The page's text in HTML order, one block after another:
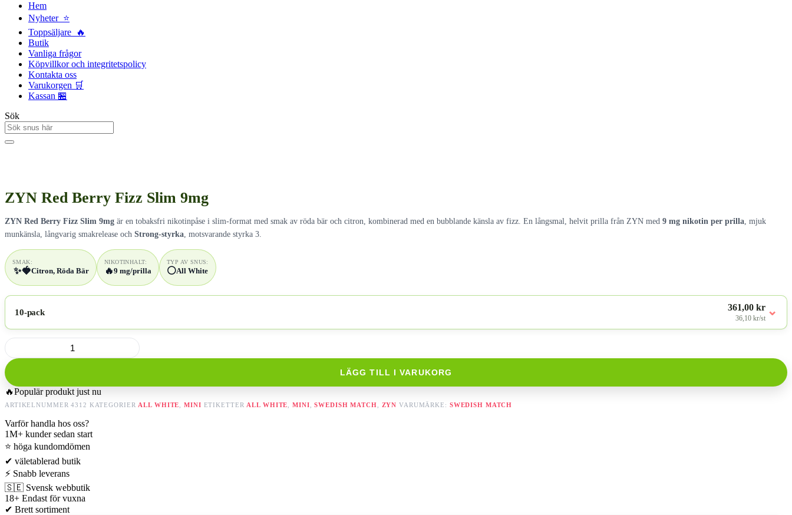
Hem
Nyheter ⭐
Toppsäljare 🔥
Butik
Vanliga frågor
Köpvillkor och integritetspolicy
Kontakta oss
Varukorgen 🛒
Kassan 🏪
Sök
ZYN Red Berry Fizz Slim 9mg
ZYN Red Berry Fizz Slim 9mg är en tobaksfri nikotinpåse i slim-format med smak av röda bär och citron, kombinerad med en bubblande känsla av fizz. En långsmal, helvit prilla från ZYN med 9 mg nikotin per prilla , mjuk
munkänsla, långvarig smakrelease och Strong-styrka , motsvarande styrka 3.
SMAK:
✨🍓Citron, Röda Bär
NIKOTINHALT:
🔥9 mg/prilla
TYP AV SNUS:
⚪All White
10-pack 361,00 kr
36,10 kr/st ⌄
ZYN
Red
Berry
Fizz
Slim
9mg
mängd
LÄGG TILL I VARUKORG
🔥Populär produkt just nu
ARTIKELNUMMER4312 KATEGORIER ALL WHITE ,MINI ETIKETTER ALL WHITE ,MINI ,SWEDISH MATCH ZYN VARUMÄRKE: SWEDISH MATCH
Varför handla hos oss?
1M+ kunder sedan start
⭐ höga kundomdömen
✔ väletablerad butik
⚡ Snabb leverans
🇸🇪 Svensk webbutik
18+ Endast för vuxna
✔ Brett sortiment